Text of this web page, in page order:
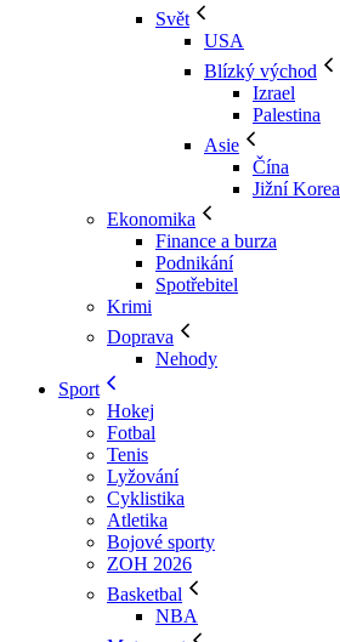
Svět
USA
Blízký východ
Izrael
Palestina
Asie
Čína
Jižní Korea
Ekonomika
Finance a burza
Podnikání
Spotřebitel
Krimi
Doprava
Nehody
Sport
Hokej
Fotbal
Tenis
Lyžování
Cyklistika
Atletika
Bojové sporty
ZOH 2026
Basketbal
NBA